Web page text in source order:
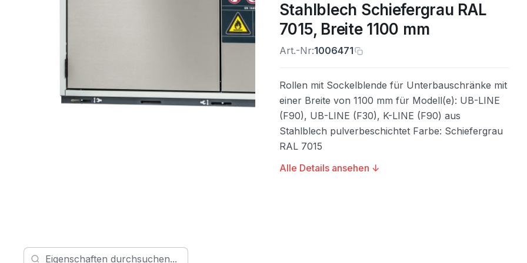
Stahlblech Schiefergrau RAL
7015, Breite 1100 mm
Art.-Nr:1006471
Rollen mit Sockelblende für Unterbauschränke mit
einer Breite von 1100 mm für Modell(e): UB-LINE
(F90), UB-LINE (F30), K-LINE (F90) aus
Stahlblech pulverbeschichtet Farbe: Schiefergrau
RAL 7015
Alle Details ansehen ↓